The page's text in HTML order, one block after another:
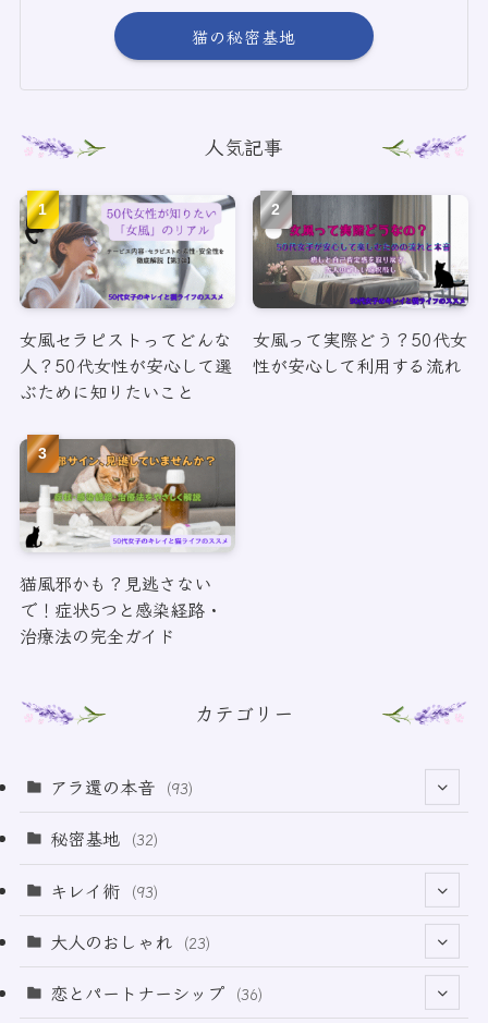
猫の秘密基地
人気記事
女風セラピストってどんな
人？50代女性が安心して選
ぶために知りたいこと
女風って実際どう？50代女
性が安心して利用する流れ
猫風邪かも？見逃さない
で！症状5つと感染経路・
治療法の完全ガイド
カテゴリー
アラ還の本音 (93)
(69)
秘密基地 (32)
キレイ術 (93)
(32)
(49)
大人のおしゃれ (23)
(21)
恋とパートナーシップ (36)